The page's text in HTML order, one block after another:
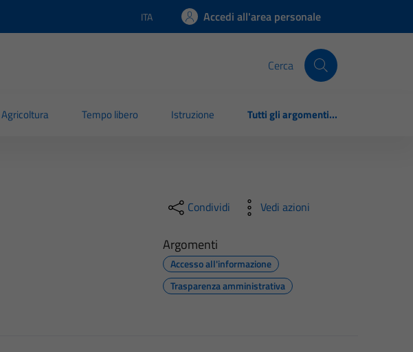
Lingua attiva:
ITA Accedi all'area personale
Cerca
Agricoltura Tempo libero Istruzione Tutti gli argomenti...
Condividi Vedi azioni
Argomenti
Accesso all'informazione
Trasparenza amministrativa